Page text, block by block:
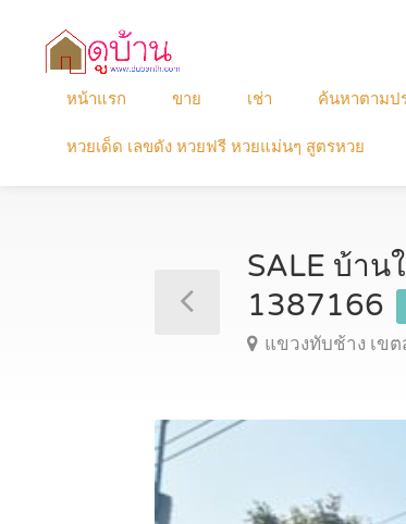
หน้าแรก ขาย เช่า ค้นหาตามป
หวยเด็ด เลขดัง หวยฟรี หวยแม่นๆ สูตรหวย
SALE บ้า
1387166
แขวงทับช้าง เข